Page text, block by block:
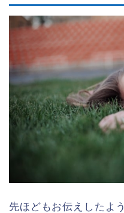
先ほどもお伝えしたよ